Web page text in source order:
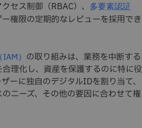
セス制御（RBAC）、 多要素認証
権限の定期的なレビューを採用でき
） の取り組みは、業務を中断する
理化し、資産を保護するのに特に役
ーに独自のデジタルIDを割り当て、
ニーズ、その他の要因に合わせて権